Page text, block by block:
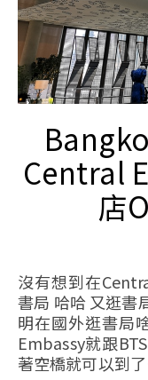
Central
店
沒有想到在Central Embassy裡面的六樓有美麗的
書局 哈哈 又逛
明在國外逛書局
Embassy就跟
著空橋就可以到